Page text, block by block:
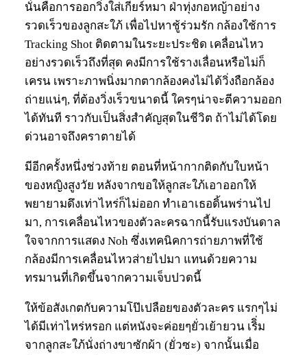
นั่นคือการออกวิ่งใส่เกียร์หมา ฝ่าทุ่งกอหญ้าอย่าง
รวดเร็วของลูกสะใภ้ เพื่อไปหาชู้ร่วมรัก กล้องใช้การ
Tracking Shot ติดตามในระยะประชิด เคลื่อนไหว
อย่างรวดเร็วถึงที่สุด คงมีการใช้รางเลื่อนหรือไม่ก็
เครน เพราะภาพนิ่งมากตากล้องคงไม่ได้วิ่งถือกล้อง
ถ่ายแน่ๆ, ที่ต้องวิ่งเร็วขนาดนี้ ใครๆน่าจะตีความออก
ได้ทันที ราวกับเป็นสิ่งสำคัญสุดในชีวิต ถ้าไม่ได้โดย
ด่วนอาจถึงคราตายได้
มีอีกครั้งหนึ่งช่วงท้าย ตอนที่หน้ากากติดกับใบหน้า
ของหญิงสูงวัย หลังจากขอให้ลูกสะใภ้เอาออกให้
พยายามดึงเท่าไหร่ก็ไม่ออก ทำเอาเธอดิ้นพร่านไป
มา, การเคลื่อนไหวของตัวละครฉากนี้รับแรงบันดาล
ใจจากการแสดง Noh ซึ่งเทคนิคการถ่ายภาพที่ใช้
กล้องมีการเคลื่อนไหวส่ายไปมา แทนด้วยความ
ทรมานที่เกิดขึ้นจากความเจ็บปวดนี้
ให้ข้อสังเกตกับความโป๊เปลือยของตัวละคร แรกๆไม่
ได้มีเท่าไหร่หรอก แต่หนังจะค่อยๆยั่วเย้ายวน เริิ่ม
จากลูกสะใภ้นั่งถ่างขาซักผ้า (ยั่วซะ) จากนั้นเมื่อ